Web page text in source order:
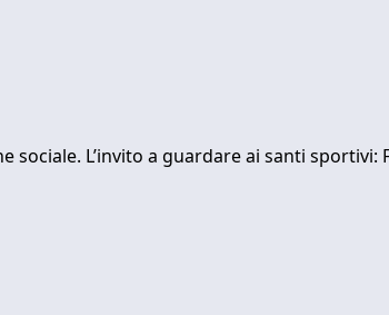
L’invito a guardare ai santi sportivi: